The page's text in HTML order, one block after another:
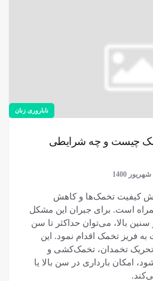
ناباروری زنان
چیست و چه شرایطی
کیفیت تخمک‌ها و کاهش
است. برای جبران این مشکل
بالا، می‌توان حداکثر تا سن
نسبت به فریز تخمک اقدام نمود. این
تحریک تخمدان، تخمک‌کشی و
امکان بارداری در سن بالا یا